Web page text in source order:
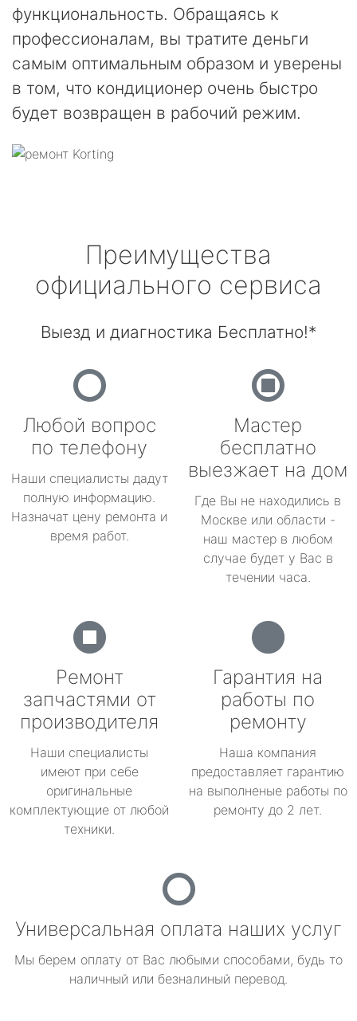
функциональность. Обращаясь к
профессионалам, вы тратите деньги
самым оптимальным образом и уверены
в том, что кондиционер очень быстро
будет возвращен в рабочий режим.
Преимущества
официального сервиса
Выезд и диагностика Бесплатно!*
Любой вопрос
по телефону
Наши специалисты дадут
полную информацию.
Назначат цену ремонта и
время работ.
Мастер
бесплатно
выезжает на дом
Где Вы не находились в
Москве или области -
наш мастер в любом
случае будет у Вас в
течении часа.
Ремонт
запчастями от
производителя
Наши специалисты
имеют при себе
оригинальные
комплектующие от любой
техники.
Гарантия на
работы по
ремонту
Наша компания
предоставляет гарантию
на выполненые работы по
ремонту до 2 лет.
Универсальная оплата наших услуг
Мы берем оплату от Вас любыми способами, будь то
наличный или безналиный перевод.